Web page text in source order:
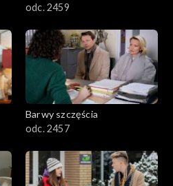
odc. 2459
Barwy szczęścia
odc. 2457